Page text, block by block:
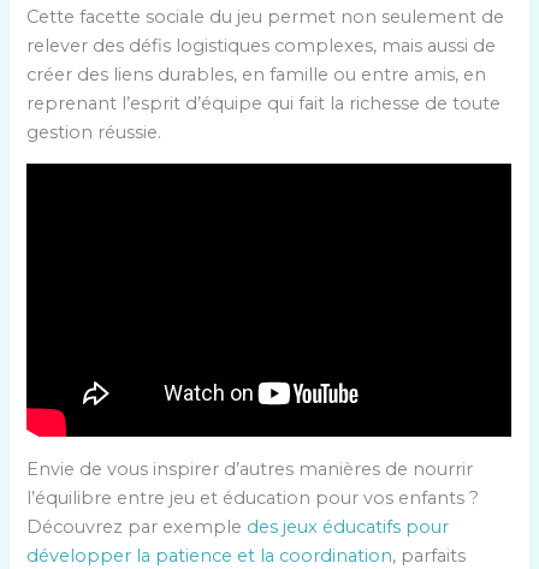
Cette facette sociale du jeu permet non seulement de
relever des défis logistiques complexes, mais aussi de
créer des liens durables, en famille ou entre amis, en
reprenant l’esprit d’équipe qui fait la richesse de toute
gestion réussie.
Envie de vous inspirer d’autres manières de nourrir
l’équilibre entre jeu et éducation pour vos enfants ?
Découvrez par exemple des jeux éducatifs pour
développer la patience et la coordination, parfaits